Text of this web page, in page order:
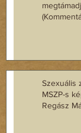
Szexuális
MSZP-s
Regász